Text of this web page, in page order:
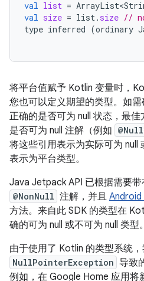
val list =
val size = list. size //
type inferred (ordinary
将平台值赋予 Kotlin 变量时，
您也可以定义期望的类型。如
正确的是否可为 null 状态，最
是否可为 null 注解（例如
将这些引用表示为实际可为 null
表示为平台类型。
Java Jetpack API 已根据需要带
@NonNull 注解，并且 Android
方法。来自此 SDK 的类型在
确的可为 null 或不可为 null 类型。
由于使用了 Kotlin 的类型系统
NullPointerException 导致
例如，在 Google Home 应用将